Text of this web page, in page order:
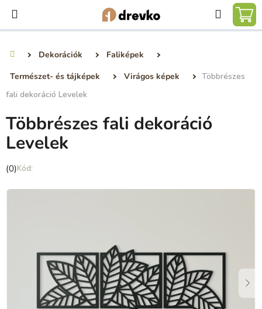
fő
Dekorációk
Faliképek
Természet- és tájképek
Virágos képek
Többrészes
fali dekoráció Levelek
Többrészes fali dekoráció
Levelek
A
átlagos
(0)